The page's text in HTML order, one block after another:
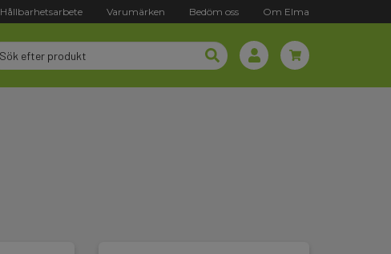
Hållbarhetsarbete Varumärken Bedöm oss Om Elma